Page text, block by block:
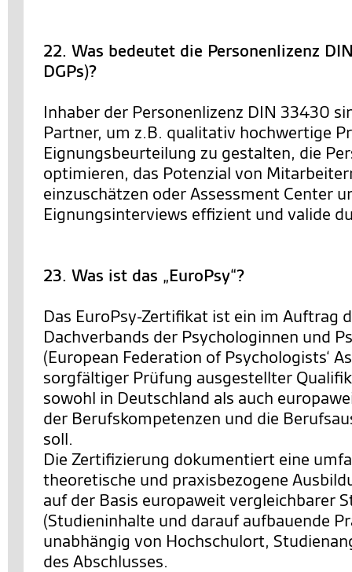
22. Was bedeutet die Personenlizenz
DGPs)?
Inhaber der Personenlizenz DIN 33430
Partner, um z.B. qualitativ hochwertige
Eignungsbeurteilung zu gestalten, die
optimieren, das Potenzial von
einzuschätzen oder Assessment Center
Eignungsinterviews effizient und valide
23. Was ist das „EuroPsy“?
Das EuroPsy-Zertifikat ist ein im Auftrag
Dachverbands der Psychologinnen und
(European Federation of Psychologists‘
sorgfältiger Prüfung ausgestellter
sowohl in Deutschland als auch
der Berufskompetenzen und die
soll.
Die Zertifizierung dokumentiert eine
theoretische und praxisbezogene
auf der Basis europaweit vergleichbarer
(Studieninhalte und darauf aufbauende
unabhängig von Hochschulort,
des Abschlusses.